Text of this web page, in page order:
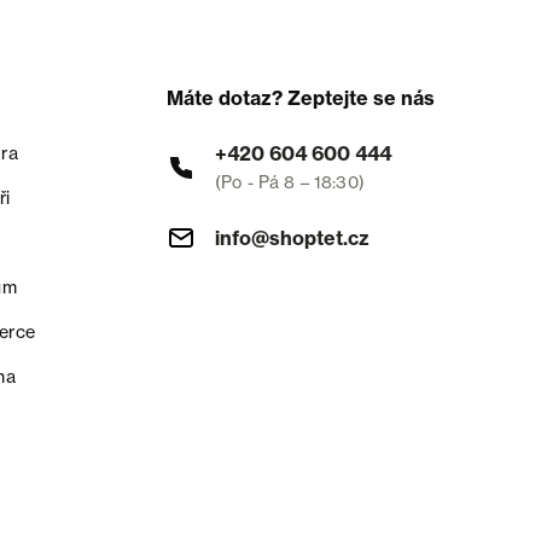
Máte dotaz? Zeptejte se nás
+420 604 600 444
(Po - Pá 8 – 18:30)
info@shoptet.cz